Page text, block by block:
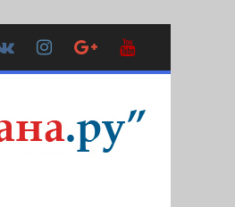
Контакте
Instagram
Google
Plus